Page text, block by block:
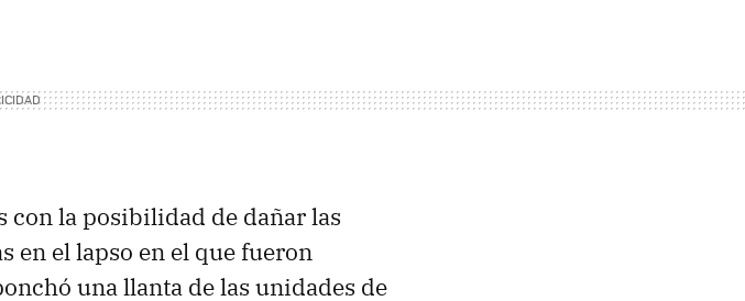
con la posibilidad de dañar las
en el lapso en el que fueron
una llanta de las unidades de